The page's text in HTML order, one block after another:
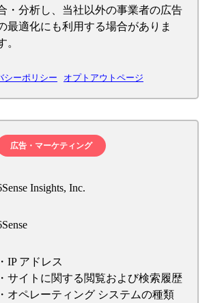
・分析し、当社以外の事業者の広告
最適化にも利用する場合がありま
。
シーポリシー オプトアウトページ
広告・マーケティング
Insights, Inc.
・IP アドレス
・サイトに関する閲覧および検索履歴
・オペレーティング システムの種類